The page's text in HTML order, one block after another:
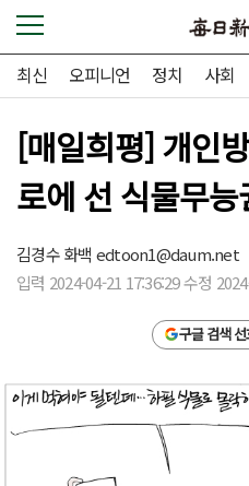
최신 오피니언 정치 사회
[매일희평] 개인
로에 선 식물무능
김경수 화백 edtoon1@daum.net
입력 2024-04-21 17:36:29 수정
구글 검색